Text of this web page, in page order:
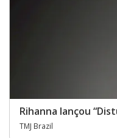
Rihanna lançou
TMJ Brazil